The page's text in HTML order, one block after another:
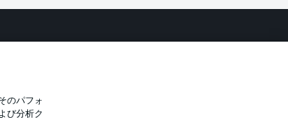
のパフォ
び分析ク